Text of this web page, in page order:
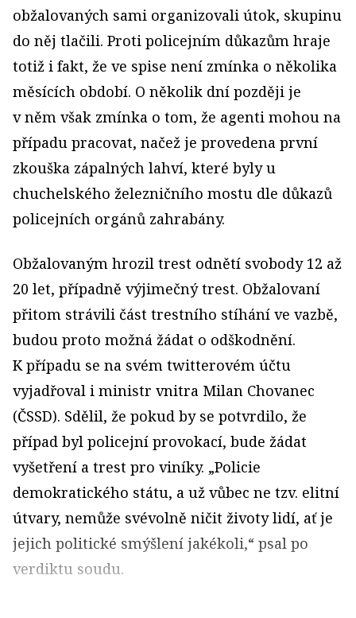
obžalovaných sami organizovali útok, skupinu
do něj tlačili. Proti policejním důkazům hraje
totiž i fakt, že ve spise není zmínka o několika
měsících období. O několik dní později je
v něm však zmínka o tom, že agenti mohou na
případu pracovat, načež je provedena první
zkouška zápalných lahví, které byly u
chuchelského železničního mostu dle důkazů
policejních orgánů zahrabány.
Obžalovaným hrozil trest odnětí svobody 12 až
20 let, případně výjimečný trest. Obžalovaní
přitom strávili část trestního stíhání ve vazbě,
budou proto možná žádat o odškodnění.
K případu se na svém twitterovém účtu
vyjadřoval i ministr vnitra Milan Chovanec
(ČSSD). Sdělil, že pokud by se potvrdilo, že
případ byl policejní provokací, bude žádat
vyšetření a trest pro viníky. „Policie
demokratického státu, a už vůbec ne tzv. elitní
útvary, nemůže svévolně ničit životy lidí, ať je
jejich politické smýšlení jakékoli,“ psal po
verdiktu soudu.